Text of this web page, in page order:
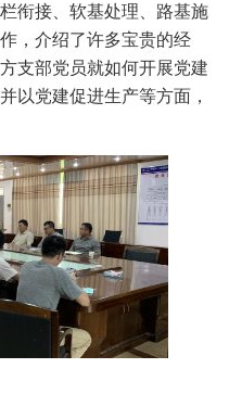
衔接、软基处理、路基施
，介绍了许多宝贵的经
支部党员就如何开展党建
以党建促进生产等方面，